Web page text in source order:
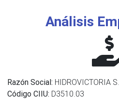
Análisis
Razón Social: HIDROVICTORIA
Código CIIU: D3510.03